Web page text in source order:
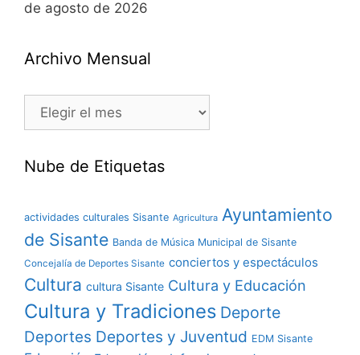
de agosto de 2026
Archivo Mensual
Nube de Etiquetas
actividades culturales Sisante Agricultura Ayuntamiento
de Sisante Banda de Música Municipal de Sisante
Concejalía de Deportes Sisante conciertos y espectáculos
Cultura cultura Sisante Cultura y Educación
Cultura y Tradiciones Deporte
Deportes Deportes y Juventud EDM Sisante